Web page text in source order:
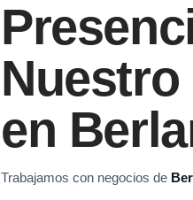
Nuestro
en
Trabajamos con negocios de